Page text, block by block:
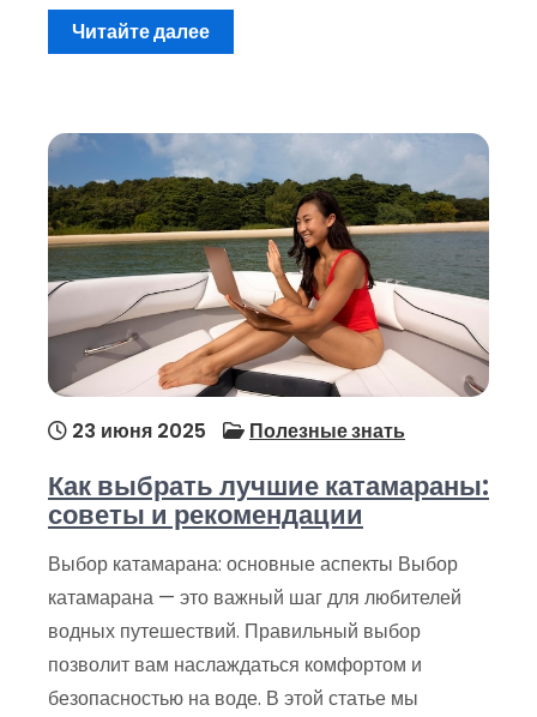
Читайте далее
23 июня 2025 Полезные знать
Как выбрать лучшие катамараны:
советы и рекомендации
Выбор катамарана: основные аспекты Выбор
катамарана — это важный шаг для любителей
водных путешествий. Правильный выбор
позволит вам наслаждаться комфортом и
безопасностью на воде. В этой статье мы